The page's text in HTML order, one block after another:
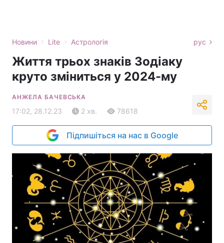
Новини › Lite › Астрологія рус
Життя трьох знаків Зодіаку
круто зміниться у 2024-му
АНЖЕЛА БАЧЕВСЬКА
17:02, 28.12.23 2 хв. 78618
Підпишіться на нас в Google